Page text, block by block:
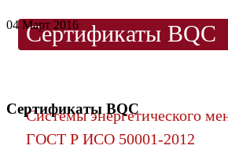
Сертификаты BQC
Системы энергетического
ГОСТ Р ИСО 50001-2012
04 Март 2016
Сертификаты BQC